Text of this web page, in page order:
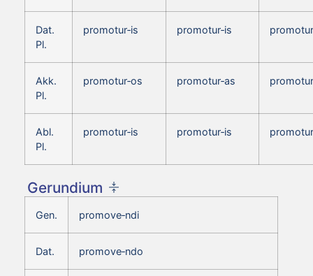
Dat.
Pl.
promotur‑is promotur‑is
Akk.
Pl.
promotur‑os promotur‑as
Abl.
Pl.
promotur‑is promotur‑is
Gerundium
Gen. promove‑ndi
Dat. promove‑ndo